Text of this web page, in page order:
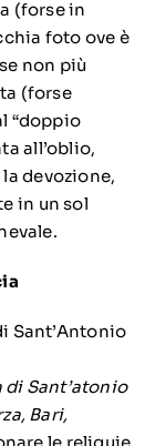
(forse in
foto ove è
non più
(forse
“doppio
all’oblio,
devozione,
in un sol
Sant’Antonio
di Sant’atonio
Bari,